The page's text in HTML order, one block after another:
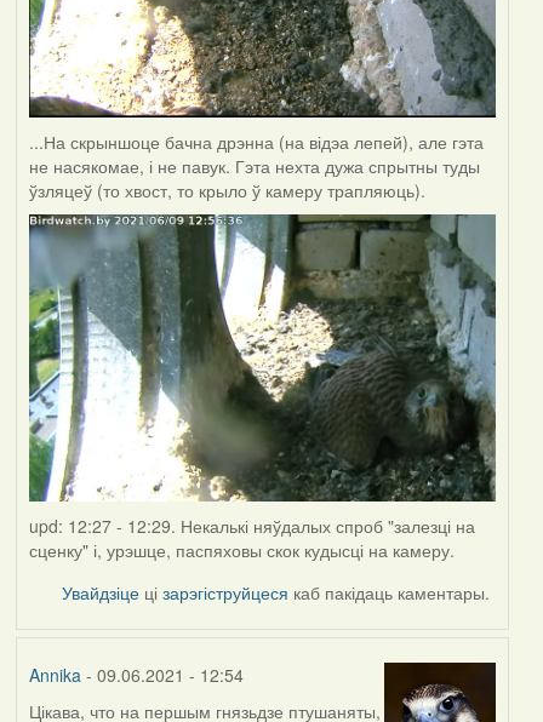
...На скрыншоце бачна дрэнна (на відэа лепей), але гэта
не насякомае, і не павук. Гэта нехта дужа спрытны туды
ўзляцеў (то хвост, то крыло ў камеру трапляюць).
upd: 12:27 - 12:29. Некалькі няўдалых спроб "залезці на
сценку" і, урэшце, паспяховы скок кудысці на камеру.
Увайдзіце цізарэгіструйцеся каб пакідаць каментары.
Annika- 09.06.2021 - 12:54
Цікава, что на першым гнязьдзе птушаняты,